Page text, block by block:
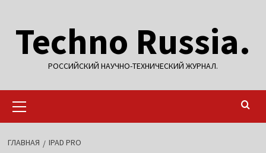
содержимому
Techno Russia.
РОССИЙСКИЙ НАУЧНО-ТЕХНИЧЕСКИЙ ЖУРНАЛ.
меню
ГЛАВНАЯ IPAD PRO